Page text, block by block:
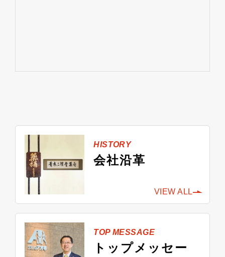
HISTORY
会社沿革
VIEW ALL
TOP MESSAGE
トップメッセー